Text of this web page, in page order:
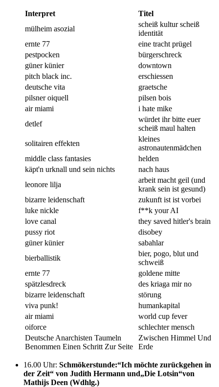
Interpret
Titel
mülheim asozial
scheiß kultur scheiß
identität
ernte 77
eine tracht prügel
pestpocken
bürgerschreck
güner künier
downtown
pitch black inc.
erschiessen
deutsche vita
graetsche
pilsner oiquell
pilsen bois
air miami
i hate mike
detlef
würdet ihr bitte euer
scheiß maul halten
solitairen effekten
kleines
astronautenmädchen
middle class fantasies
helden
käpt'n urknall und sein nichts
nach haus
leonore lilja
arbeit macht geil (und
krank sein ist gesund)
bizarre leidenschaft
zukunft ist ist vorbei
luke nickle
f**k your AI
love canal
they saved hitler's brain
pussy riot
disobey
güner künier
sabahlar
bierballistik
bier, pogo, blut und
schweiß
ernte 77
goldene mitte
spätzlesdreck
des kriaga mir no
bizarre leidenschaft
störung
viva punk!
humankapital
air miami
world cup fever
oiforce
schlechter mensch
Deutsche Anarchisten Taumeln
Benommen Einen Schritt Zur Seite
Zwischen Himmel Und
Erde
16.00 Uhr: Schmökerstunde:“Ich möchte zurückgehen in
der Zeit“ von Judith Hermann und„Die Lotsin“von
Mathijs Deen (Wdhlg.)